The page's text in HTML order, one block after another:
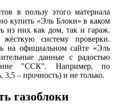
в пользу этого материала
купить «Эль Блоки» в каком
из них как дом, так и гараж.
систему проверки.
на официальном сайте «Эль
данные с радостью
"ССК". Например, по
3,5 – прочность) и не только.
газоблоки